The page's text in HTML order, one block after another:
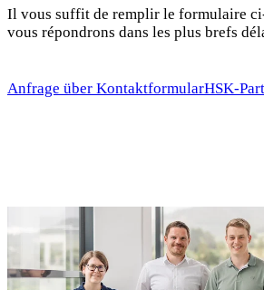
Il vous suffit de remplir le formulaire
vous répondrons dans les plus brefs
Anfrage über KontaktformularHSK-